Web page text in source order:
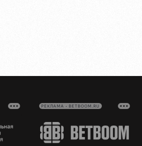
РЕКЛАМА • BETBOOM.RU